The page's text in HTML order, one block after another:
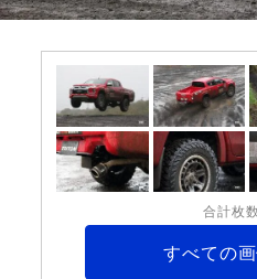
合計枚
すべての